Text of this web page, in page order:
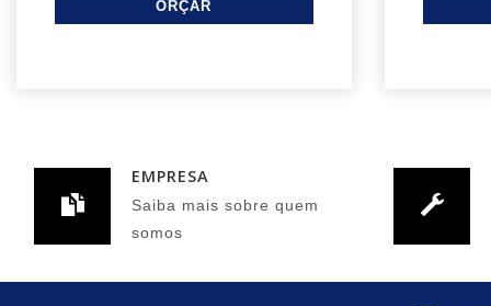
EMPRESA
Saiba mais sobre quem
somos